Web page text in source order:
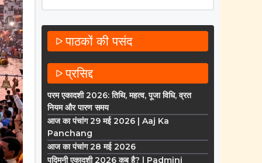
पाठकों की पसंद
प्रसिद्द
परम एकादशी 2026: तिथि, महत्व, पूजा विधि, व्रत
नियम और पारण समय
आज का पंचांग 29 मई 2026 | Aaj Ka
Panchang
आज का पंचांग 28 मई 2026
पद्मिनी एकादशी 2026 कब है? | Padmini